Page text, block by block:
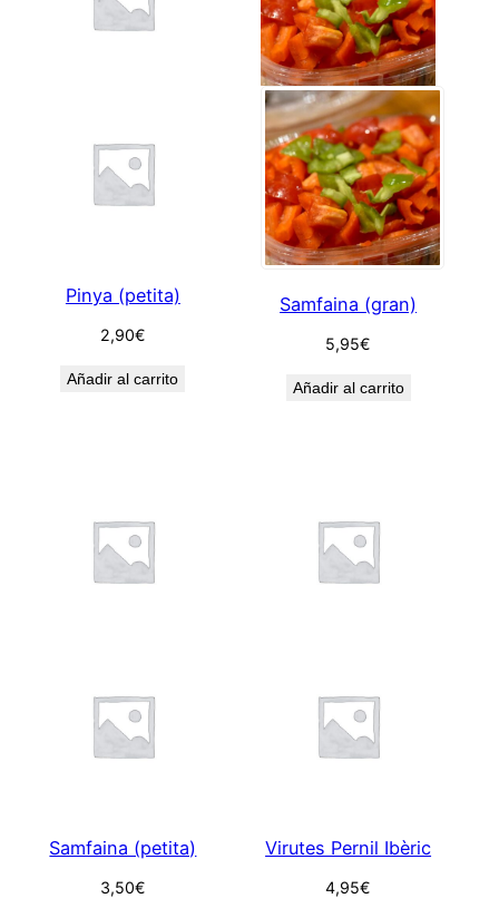
Pinya (petita)
2,90€
Añadir al carrito
Samfaina (gran)
5,95€
Añadir al carrito
Samfaina (petita)
3,50€
Virutes Pernil Ibèric
4,95€